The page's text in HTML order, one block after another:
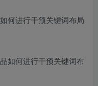
何进行干预关键词布局
如何进行干预关键词布